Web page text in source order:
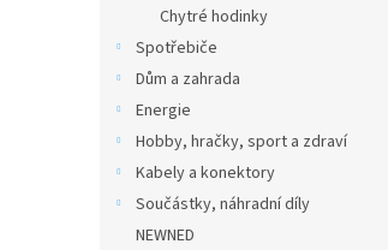
Chytré hodinky
Spotřebiče
Dům a zahrada
Energie
Hobby, hračky, sport a zdraví
Kabely a konektory
Součástky, náhradní díly
NEWNED